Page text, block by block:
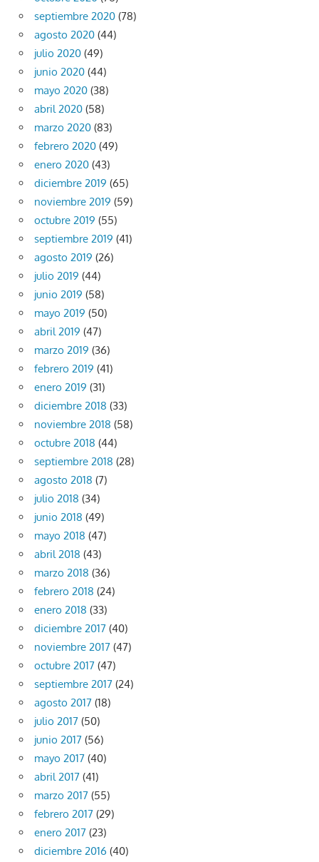
septiembre 2020 (78)
agosto 2020 (44)
julio 2020 (49)
junio 2020 (44)
mayo 2020 (38)
abril 2020 (58)
marzo 2020 (83)
febrero 2020 (49)
enero 2020 (43)
diciembre 2019 (65)
noviembre 2019 (59)
octubre 2019 (55)
septiembre 2019 (41)
agosto 2019 (26)
julio 2019 (44)
junio 2019 (58)
mayo 2019 (50)
abril 2019 (47)
marzo 2019 (36)
febrero 2019 (41)
enero 2019 (31)
diciembre 2018 (33)
noviembre 2018 (58)
octubre 2018 (44)
septiembre 2018 (28)
agosto 2018 (7)
julio 2018 (34)
junio 2018 (49)
mayo 2018 (47)
abril 2018 (43)
marzo 2018 (36)
febrero 2018 (24)
enero 2018 (33)
diciembre 2017 (40)
noviembre 2017 (47)
octubre 2017 (47)
septiembre 2017 (24)
agosto 2017 (18)
julio 2017 (50)
junio 2017 (56)
mayo 2017 (40)
abril 2017 (41)
marzo 2017 (55)
febrero 2017 (29)
enero 2017 (23)
diciembre 2016 (40)